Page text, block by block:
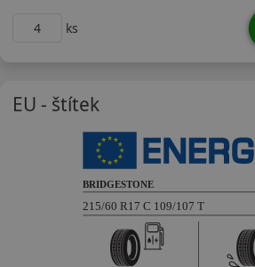
ks
EU - štítek